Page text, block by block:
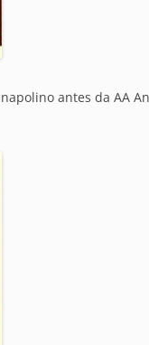
antes da AA